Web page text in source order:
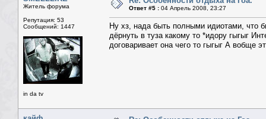
Житель форума
Репутация: 53
Сообщений: 1447
in da tv
Ответ #5 : 04 Апрель 2008, 23:27
Ну хз, нада быть полными идиотами, что
дёрнуть в туза какому то *идору гыгыг
договаривает она чего то гыгыг А вобще